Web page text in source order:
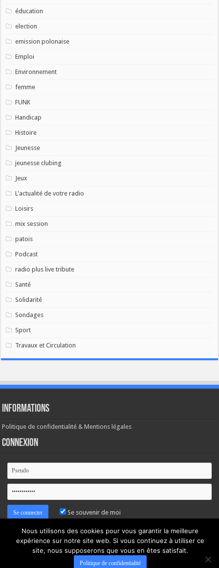
éducation
election
emission polonaise
Emploi
Environnement
femme
FUNK
Handicap
Histoire
Jeunesse
jeunesse clubing
Jeux
L'actualité de votre radio
Loisirs
mix session
patois
Podcast
radio plus live tribute
Santé
Solidarité
Sondages
Sport
Travaux et Circulation
Informations
Politique de confidentialité & Mentions légales
Connexion
Se souvenir de moi
Mot de passe oublié ?
Nous utilisons des cookies pour vous garantir la meilleure
expérience sur notre site web. Si vous continuez à utiliser ce
site, nous supposerons que vous en êtes satisfait.
Politique de confidentialité